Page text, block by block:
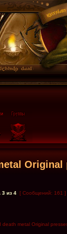
3 из 4 [ Сообщений: 161 ]
death metal Original